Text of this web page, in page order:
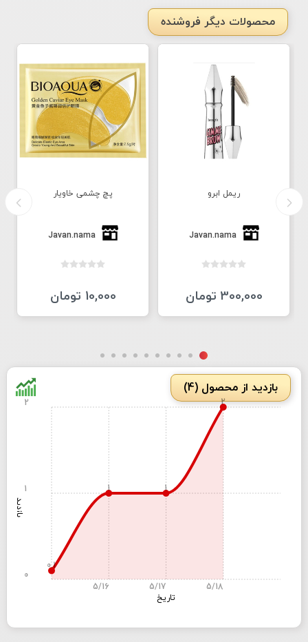
محصولات دیگر فروشنده
ریمل ابرو
Javan.nama
300,000 تومان
پچ چشمی خاویار
Javan.nama
10,000 تومان
بازدید از محصول (4)
بازدید
تاریخ
0.1
1 1
2
5/16 5/17 5/18
0
1
2